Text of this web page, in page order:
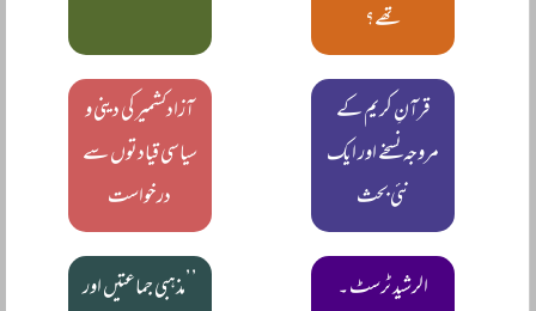
تھے؟
قرآنِ کریم کے
مروجہ نسخے اور ایک
نئی بحث
آزادکشمیر کی دینی و
سیاسی قیادتوں سے
درخواست
الرشید ٹرسٹ ۔
’’مذہبی جماعتیں اور